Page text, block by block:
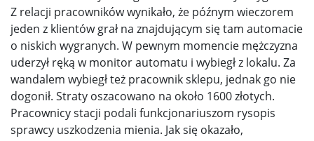
Z relacji pracowników wynikało, że późnym wieczorem
jeden z klientów grał na znajdującym się tam automacie
o niskich wygranych. W pewnym momencie mężczyzna
uderzył ręką w monitor automatu i wybiegł z lokalu. Za
wandalem wybiegł też pracownik sklepu, jednak go nie
dogonił. Straty oszacowano na około 1600 złotych.
Pracownicy stacji podali funkcjonariuszom rysopis
sprawcy uszkodzenia mienia. Jak się okazało,